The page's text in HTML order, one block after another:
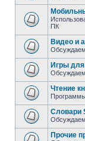
ПК
Видео и
Игры
Обсуждаем
Чтение
Словари
Прочие